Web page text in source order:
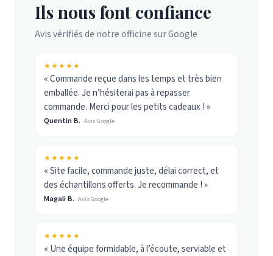
Ils nous font confiance
Avis vérifiés de notre officine sur Google
★★★★★
« Commande reçue dans les temps et très bien
emballée. Je n’hésiterai pas à repasser
commande. Merci pour les petits cadeaux ! »
Quentin B. Avis Google
★★★★★
« Site facile, commande juste, délai correct, et
des échantillons offerts. Je recommande ! »
Magali B. Avis Google
★★★★★
« Une équipe formidable, à l’écoute, serviable et